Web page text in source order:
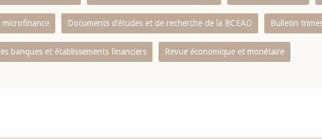
microfinance Documents d’études et de recherche de la BCEAO Bulletin
banques et établissements financiers Revue économique et monétaire